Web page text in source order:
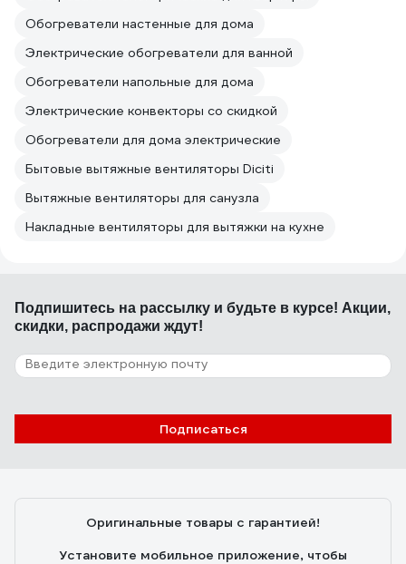
Обогреватели настенные для дома
Электрические обогреватели для ванной
Обогреватели напольные для дома
Электрические конвекторы со скидкой
Обогреватели для дома электрические
Бытовые вытяжные вентиляторы Diciti
Вытяжные вентиляторы для санузла
Накладные вентиляторы для вытяжки на кухне
Подпишитесь на рассылку и будьте в курсе! Акции,
скидки, распродажи ждут!
Подписаться
Оригинальные товары с гарантией!
Установите мобильное приложение, чтобы